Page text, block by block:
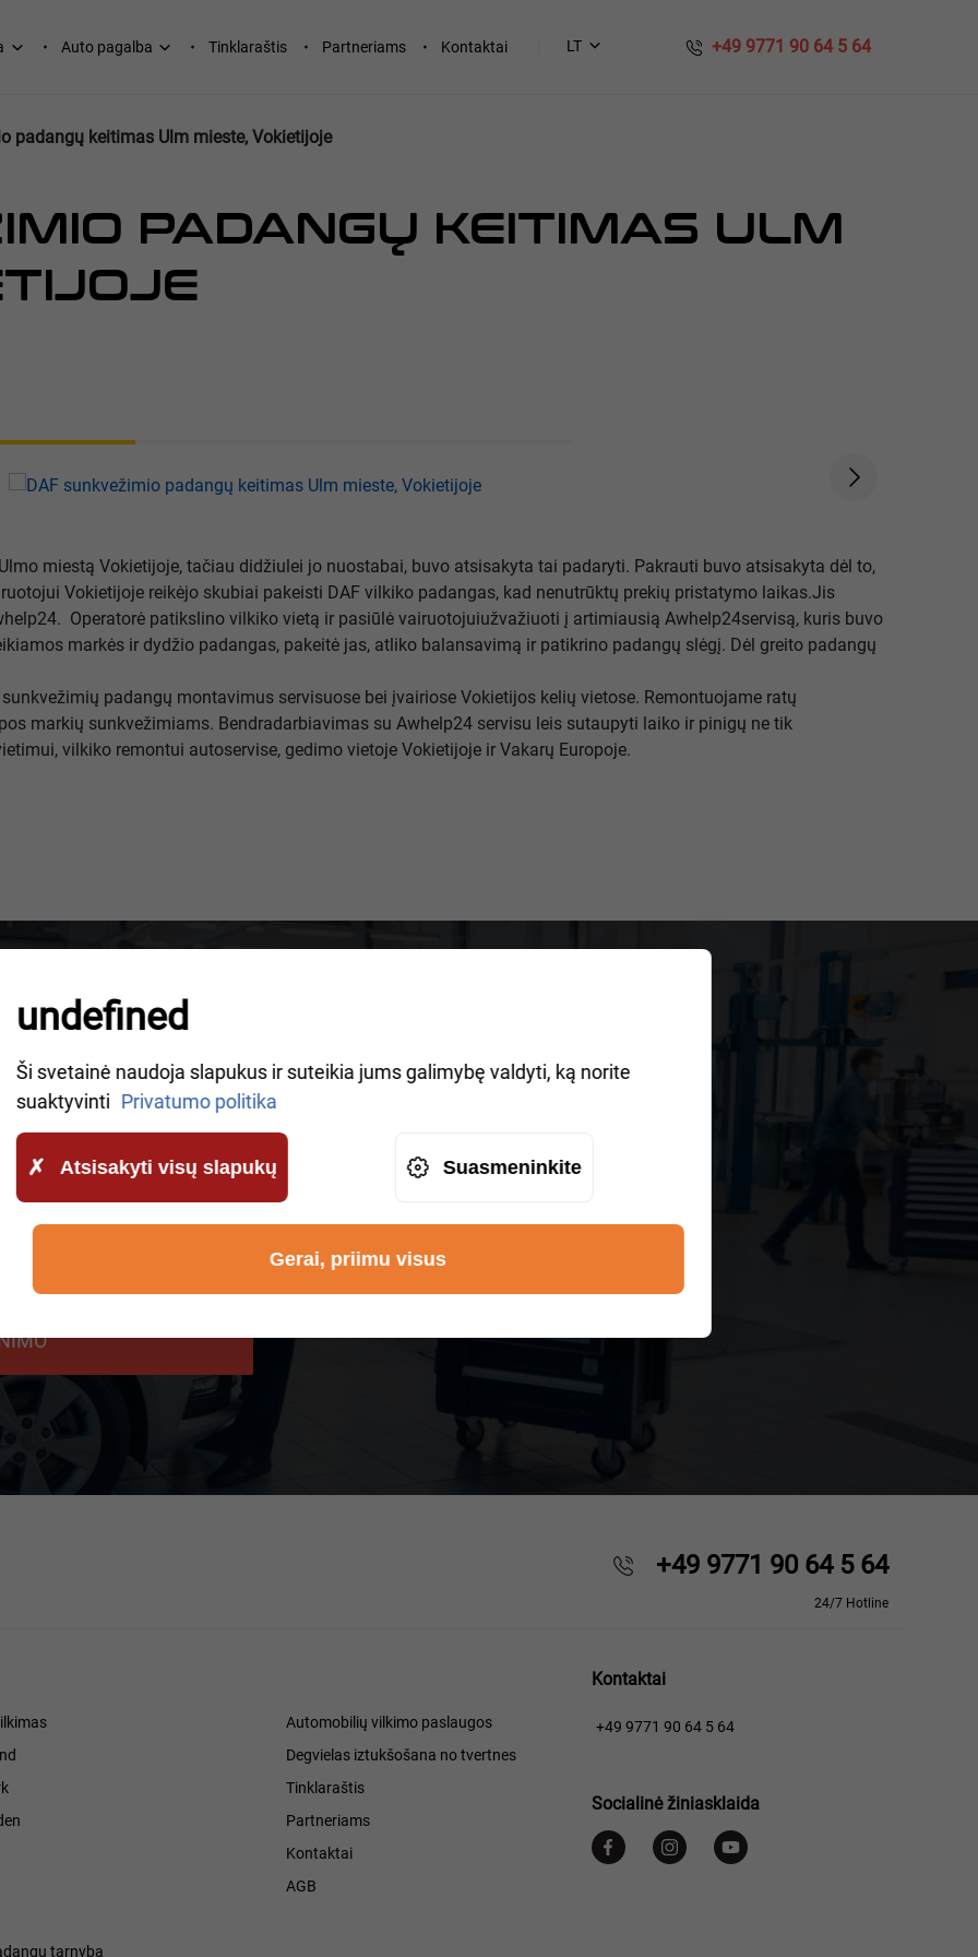
Auto pagalba Tinklaraštis Partneriams Kontaktai LT ​​ +49 9771 90 64 5 64
padangų keitimas Ulm mieste, Vokietijoje
PADANGŲ KEITIMAS ULM
miestą Vokietijoje, tačiau didžiulei jo nuostabai, buvo atsisakyta tai padaryti. Pakrauti buvo atsisakyta dėl to,
Vokietijoje reikėjo skubiai pakeisti DAF vilkiko padangas, kad nenutrūktų prekių pristatymo laikas.Jis
Operatorė patikslino vilkiko vietą ir pasiūlė vairuotojuiužvažiuoti į artimiausią Awhelp24servisą, kuris buvo
markės ir dydžio padangas, pakeitė jas, atliko balansavimą ir patikrino padangų slėgį. Dėl greito padangų
padangų montavimus servisuose bei įvairiose Vokietijos kelių vietose. Remontuojame ratų
markių sunkvežimiams. Bendradarbiavimas su Awhelp24 servisu leis sutaupyti laiko ir pinigų ne tik
vilkiko remontui autoservise, gedimo vietoje Vokietijoje ir Vakarų Europoje.
A CALLBACK?
representatives will contact you shortly to
perduodami „AWHelp“ ir kad
+49 9771 90 64 5 64
24/7 Hotline
tarnyba
Automobilių vilkimo paslaugos
Degvielas iztukšošana no tvertnes
Tinklaraštis
Partneriams
Kontaktai
AGB
Kontaktai
+49 9771 90 64 5 64
Socialinė žiniasklaida
undefined
Ši svetainė naudoja slapukus ir suteikia jums galimybę valdyti, ką norite
suaktyvinti Privatumo politika
Atsisakyti visų slapukų Suasmeninkite
Gerai, priimu visus